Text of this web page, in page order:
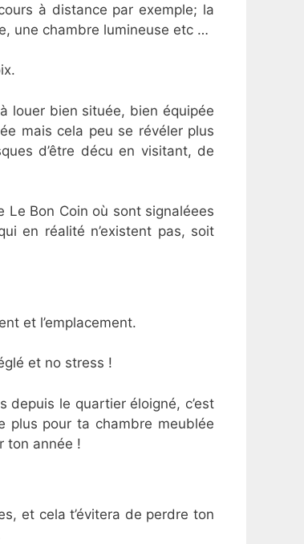
à distance par exemple; la
une chambre lumineuse etc …
louer bien située, bien équipée
mais cela peu se révéler plus
d’être décu en visitant, de
Bon Coin où sont signaléees
en réalité n’existent pas, soit
et l’emplacement.
et no stress !
le quartier éloigné, c’est
plus pour ta chambre meublée
ton année !
et cela t’évitera de perdre ton